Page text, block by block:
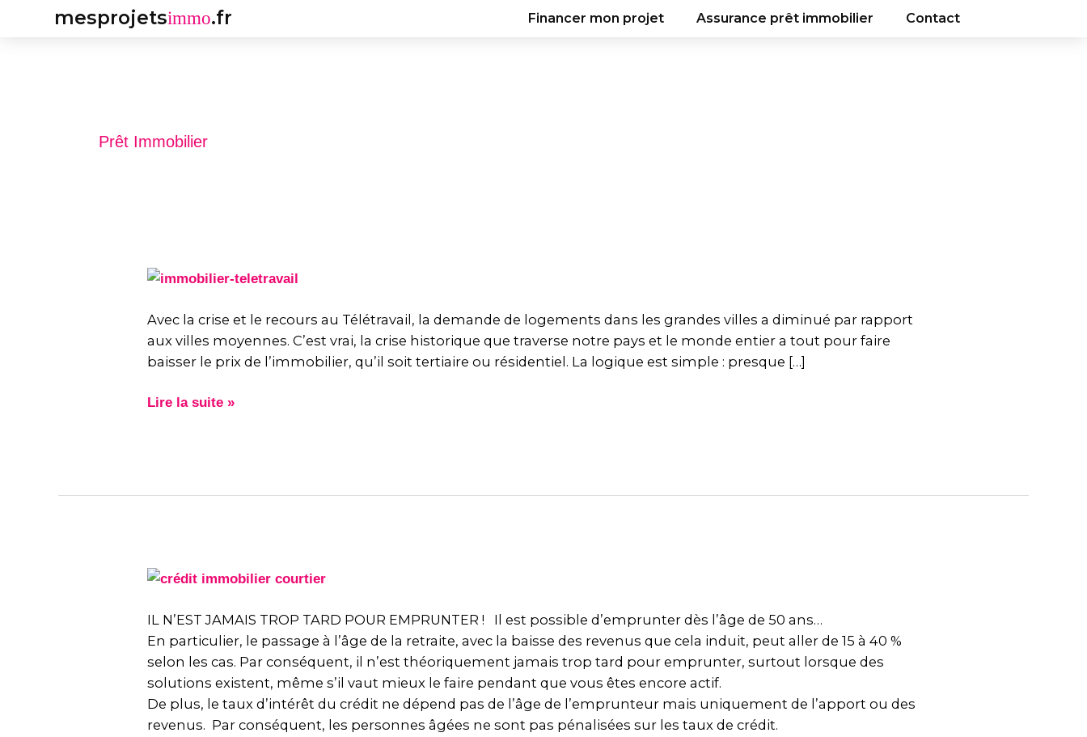
mesprojetsimmo.fr Financer mon projet Assurance prêt immobilier Contact
Prêt Immobilier
Avec la crise et le recours au Télétravail, la demande de logements dans les grandes villes a diminué par rapport
aux villes moyennes. C’est vrai, la crise historique que traverse notre pays et le monde entier a tout pour faire
baisser le prix de l’immobilier, qu’il soit tertiaire ou résidentiel. La logique est simple : presque […]
Immobilier
:
Le
télétravail
il
Lire la suite »
IL N’EST JAMAIS TROP TARD POUR EMPRUNTER ! Il est possible d’emprunter dès l’âge de 50 ans…
En particulier, le passage à l’âge de la retraite, avec la baisse des revenus que cela induit, peut aller de 15 à 40 %
selon les cas. Par conséquent, il n’est théoriquement jamais trop tard pour emprunter, surtout lorsque des
solutions existent, même s’il vaut mieux le faire pendant que vous êtes encore actif.
De plus, le taux d’intérêt du crédit ne dépend pas de l’âge de l’emprunteur mais uniquement de l’apport ou des
revenus. Par conséquent, les personnes âgées ne sont pas pénalisées sur les taux de crédit.
IL
JAMAIS
TROP
TARD
POUR
EMPRUNTER
!